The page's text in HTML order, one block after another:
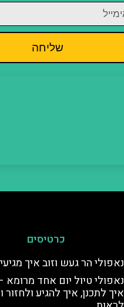
שליחה
כרטיסים
נאפולי הר געש וזוב איך
נאפולי טיול יום אחד מרומא
איך לתכנן, איך להגיע ולחזור